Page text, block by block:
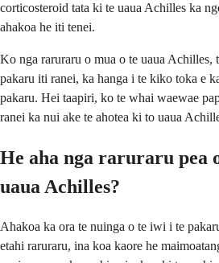
corticosteroid tata ki te uaua Achilles ka
ahakoa he iti tenei.
Ko nga raruraru o mua o te uaua Achilles,
pakaru iti ranei, ka hanga i te kiko toka e
pakaru. Hei taapiri, ko te whai waewae
ranei ka nui ake te ahotea ki to uaua
He aha nga raruraru pea
uaua Achilles?
Ahakoa ka ora te nuinga o te iwi i te
etahi raruraru, ina koa kaore he